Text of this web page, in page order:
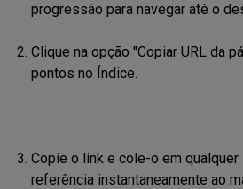
progressão para navegar até o
Clique na opção "Copiar URL da
pontos no Índice.
Copie o link e cole-o em qualquer
referência instantaneamente ao